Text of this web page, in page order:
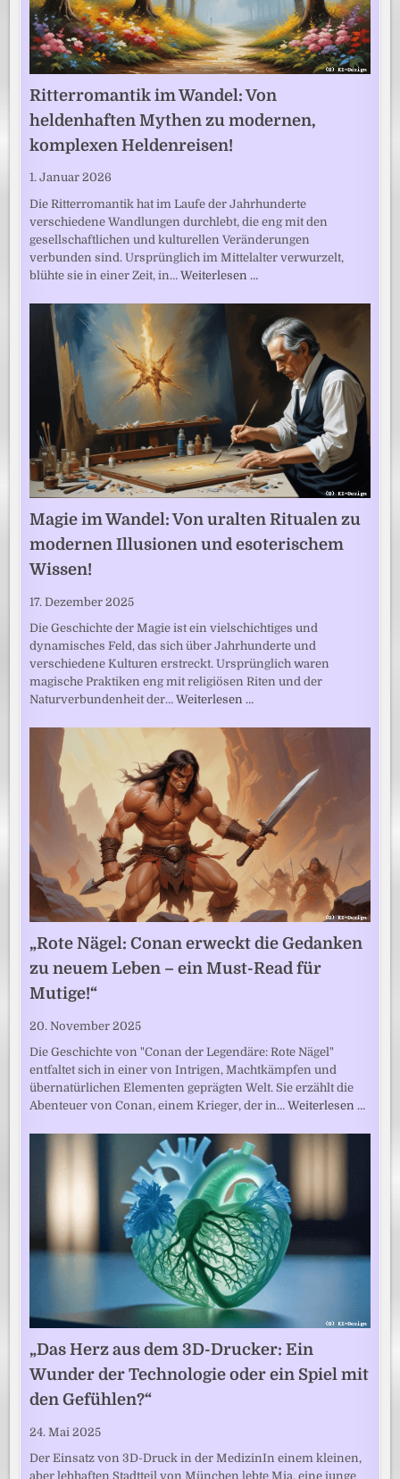
Ritterromantik im Wandel: Von
heldenhaften Mythen zu modernen,
komplexen Heldenreisen!
1. Januar 2026
Die Ritterromantik hat im Laufe der Jahrhunderte
verschiedene Wandlungen durchlebt, die eng mit den
gesellschaftlichen und kulturellen Veränderungen
verbunden sind. Ursprünglich im Mittelalter verwurzelt,
blühte sie in einer Zeit, in…Weiterlesen …
Magie im Wandel: Von uralten Ritualen zu
modernen Illusionen und esoterischem
Wissen!
17. Dezember 2025
Die Geschichte der Magie ist ein vielschichtiges und
dynamisches Feld, das sich über Jahrhunderte und
verschiedene Kulturen erstreckt. Ursprünglich waren
magische Praktiken eng mit religiösen Riten und der
Naturverbundenheit der…Weiterlesen …
„Rote Nägel: Conan erweckt die Gedanken
zu neuem Leben – ein Must-Read für
Mutige!“
20. November 2025
Die Geschichte von "Conan der Legendäre: Rote Nägel"
entfaltet sich in einer von Intrigen, Machtkämpfen und
übernatürlichen Elementen geprägten Welt. Sie erzählt die
Abenteuer von Conan, einem Krieger, der in…Weiterlesen …
„Das Herz aus dem 3D-Drucker: Ein
Wunder der Technologie oder ein Spiel mit
den Gefühlen?“
24. Mai 2025
Der Einsatz von 3D-Druck in der MedizinIn einem kleinen,
aber lebhaften Stadtteil von München lebte Mia, eine junge